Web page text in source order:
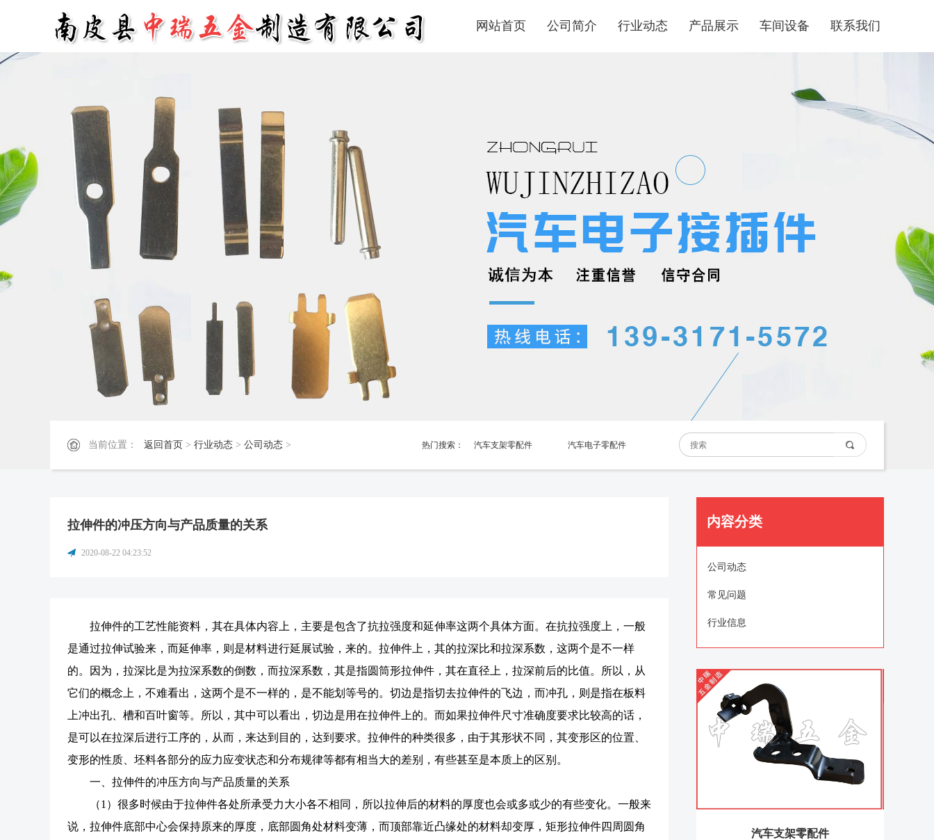
网站首页 公司简介 行业动态 产品展示 车间设备 联系我们
当前位置： 返回首页 > 行业动态 > 公司动态 > 热门搜索： 汽车支架零配件 汽车电子零配件
汽车电池弹片
拉伸件的冲压方向与产品质量的关系
2020-08-22 04:23:52
拉伸件的工艺性能资料，其在具体内容上，主要是包含了抗拉强度和延伸率这两个具体方面。在抗拉强度上，一般
是通过拉伸试验来，而延伸率，则是材料进行延展试验，来的。拉伸件上，其的拉深比和拉深系数，这两个是不一样
的。因为，拉深比是为拉深系数的倒数，而拉深系数，其是指圆筒形拉伸件，其在直径上，拉深前后的比值。所以，从
它们的概念上，不难看出，这两个是不一样的，是不能划等号的。切边是指切去拉伸件的飞边，而冲孔，则是指在板料
上冲出孔、槽和百叶窗等。所以，其中可以看出，切边是用在拉伸件上的。而如果拉伸件尺寸准确度要求比较高的话，
是可以在拉深后进行工序的，从而，来达到目的，达到要求。拉伸件的种类很多，由于其形状不同，其变形区的位置、
变形的性质、坯料各部分的应力应变状态和分布规律等都有相当大的差别，有些甚至是本质上的区别。
一、拉伸件的冲压方向与产品质量的关系
（1）很多时候由于拉伸件各处所承受力大小各不相同，所以拉伸后的材料的厚度也会或多或少的有些变化。一般来
说，拉伸件底部中心会保持原来的厚度，底部圆角处材料变薄，而顶部靠近凸缘处的材料却变厚，矩形拉伸件四周圆角
内容分类
公司动态
常见问题
行业信息
汽车支架零配件